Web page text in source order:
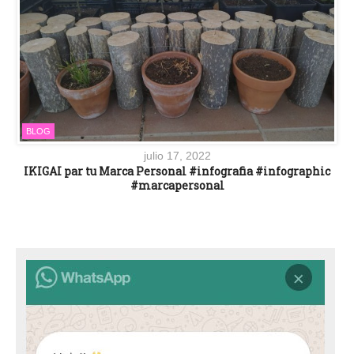
BLOG
julio 17, 2022
IKIGAI par tu Marca Personal #infografia #infographic
#marcapersonal